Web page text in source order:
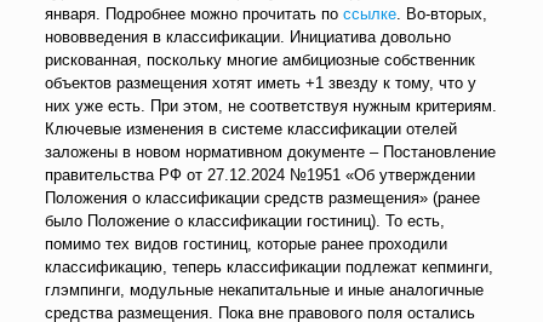
января. Подробнее можно прочитать по ссылке. Во-вторых,
нововведения в классификации. Инициатива довольно
рискованная, поскольку многие амбициозные собственник
объектов размещения хотят иметь +1 звезду к тому, что у
них уже есть. При этом, не соответствуя нужным критериям.
Ключевые изменения в системе классификации отелей
заложены в новом нормативном документе – Постановление
правительства РФ от 27.12.2024 №1951 «Об утверждении
Положения о классификации средств размещения» (ранее
было Положение о классификации гостиниц). То есть,
помимо тех видов гостиниц, которые ранее проходили
классификацию, теперь классификации подлежат кепминги,
глэмпинги, модульные некапитальные и иные аналогичные
средства размещения. Пока вне правового поля остались